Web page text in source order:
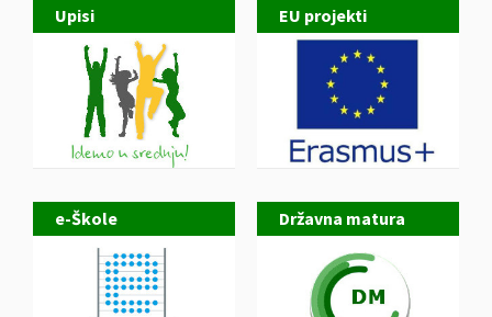
Upisi EU projekti
e-Škole Državna matura